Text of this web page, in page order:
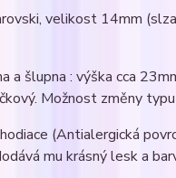
velikost 14mm
a šlupna : výška cca
Možnost změny
(Antialergická
mu krásný lesk a